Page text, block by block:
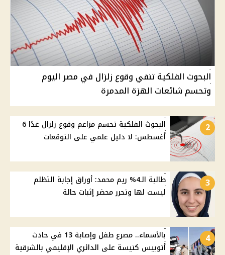
البحوث الفلكية تنفي وقوع زلزال في مصر اليوم
وتحسم شائعات الهزة المدمرة
2
البحوث الفلكية تحسم مزاعم وقوع زلزال غدًا 6
أغسطس: لا دليل علمي على التوقعات
3
طالبة الـ4% ريم محمد: أوراق إجابة التظلم
ليست لها وتحرر محضر إثبات حالة
4
بالأسماء.. مصرع طفل وإصابة 13 في حادث
أتوبيس كنيسة على الدائري الإقليمي بالشرقية